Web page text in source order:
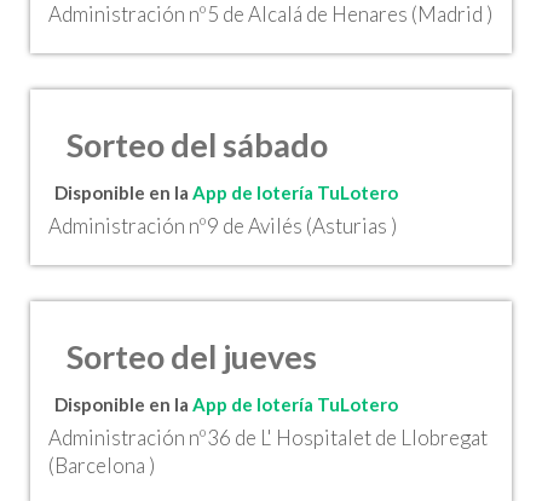
Administración nº5 de Alcalá de Henares (Madrid )
Sorteo del sábado
Disponible en la App de lotería TuLotero
Administración nº9 de Avilés (Asturias )
Sorteo del jueves
Disponible en la App de lotería TuLotero
Administración nº36 de L' Hospitalet de Llobregat
(Barcelona )